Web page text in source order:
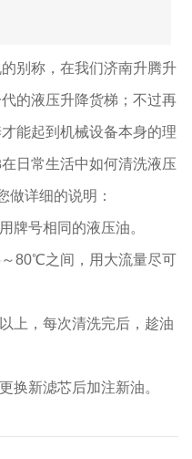
别称，在我们济南升腾升
的液压升降货梯；不过再
能起到机械设备本身的理
日常生活中如何清洗液压
做详细的说明：
号相同的液压油。
80℃之间，用大流量尽可
，每次清洗完后，趁油
新滤芯后加注新油。